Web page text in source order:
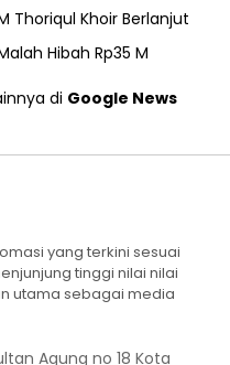
Thoriqul Khoir Berlanjut
Hibah Rp35 M
di Google News
yang terkini sesuai
tinggi nilai nilai
utama sebagai media
Agung no 18 Kota